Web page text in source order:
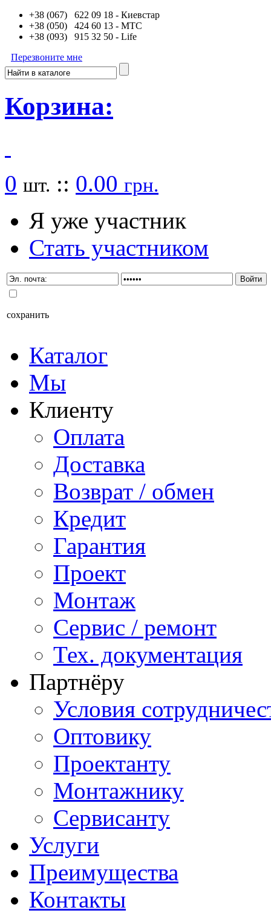
+38 (067) 622 09 18 - Киевстар
+38 (050) 424 60 13 - MTC
+38 (093) 915 32 50 - Life
Перезвоните мне
Корзина:
0 шт. :: 0.00 грн.
Я уже участник
Стать участником
сохранить
Каталог
Мы
Клиенту
Оплата
Доставка
Возврат / обмен
Кредит
Гарантия
Проект
Монтаж
Сервис / ремонт
Тех. документация
Партнёру
Условия
Оптовику
Проектанту
Монтажнику
Сервисанту
Услуги
Преимущества
Контакты